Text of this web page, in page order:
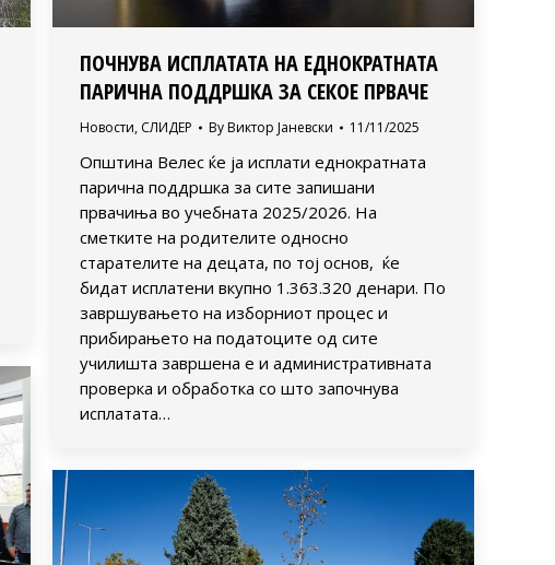
ПОЧНУВА ИСПЛАТАТА НА ЕДНОКРАТНАТА
ПАРИЧНА ПОДДРШКА ЗА СЕКОЕ ПРВАЧЕ
Новости, СЛИДЕР By Виктор Јаневски 11/11/2025
Општина Велес ќе ја исплати еднократната
парична поддршка за сите запишани
првачиња во учебната 2025/2026. На
сметките на родителите односно
старателите на децата, по тој основ, ќе
бидат исплатени вкупно 1.363.320 денари. По
завршувањето на изборниот процес и
прибирањето на податоците од сите
училишта завршена е и административната
проверка и обработка со што започнува
исплатата…